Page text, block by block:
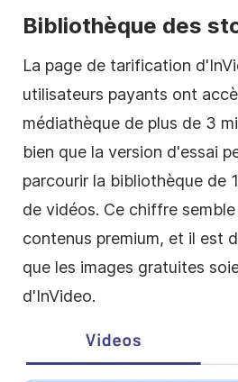
Bibliothèque des
La page de tarification
utilisateurs payants ont
médiathèque de plus de 3
bien que la version d'essai
parcourir la bibliothèque de
de vidéos. Ce chiffre
contenus premium, et il est
que les images gratuites
d'InVideo.